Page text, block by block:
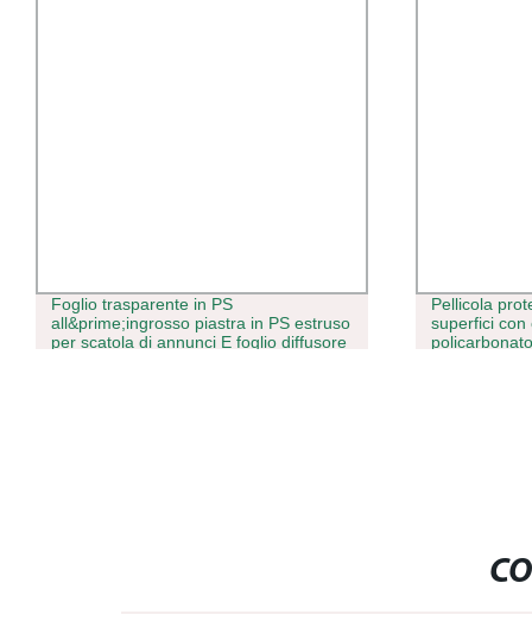
Foglio trasparente in PS
all&prime;ingrosso piastra in PS estruso
per scatola di annunci E foglio diffusore
Pellicola
superfici con
policarbonato